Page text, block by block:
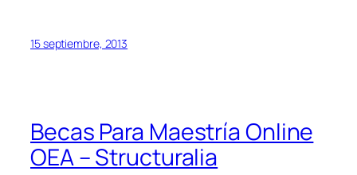
15 septiembre, 2013
Becas Para Maestría Online
OEA – Structuralia